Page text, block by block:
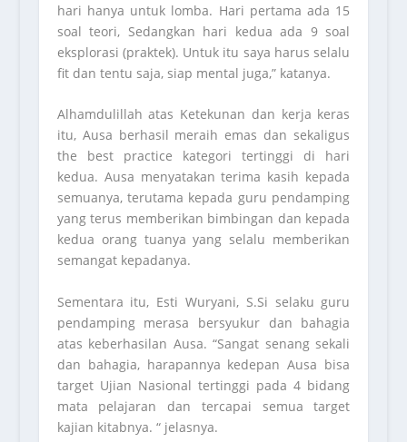
hari hanya untuk lomba. Hari pertama ada 15
soal teori, Sedangkan hari kedua ada 9 soal
eksplorasi (praktek). Untuk itu saya harus selalu
fit dan tentu saja, siap mental juga,” katanya.
Alhamdulillah atas Ketekunan dan kerja keras
itu, Ausa berhasil meraih emas dan sekaligus
the best practice kategori tertinggi di hari
kedua. Ausa menyatakan terima kasih kepada
semuanya, terutama kepada guru pendamping
yang terus memberikan bimbingan dan kepada
kedua orang tuanya yang selalu memberikan
semangat kepadanya.
Sementara itu, Esti Wuryani, S.Si selaku guru
pendamping merasa bersyukur dan bahagia
atas keberhasilan Ausa. “Sangat senang sekali
dan bahagia, harapannya kedepan Ausa bisa
target Ujian Nasional tertinggi pada 4 bidang
mata pelajaran dan tercapai semua target
kajian kitabnya. “ jelasnya.